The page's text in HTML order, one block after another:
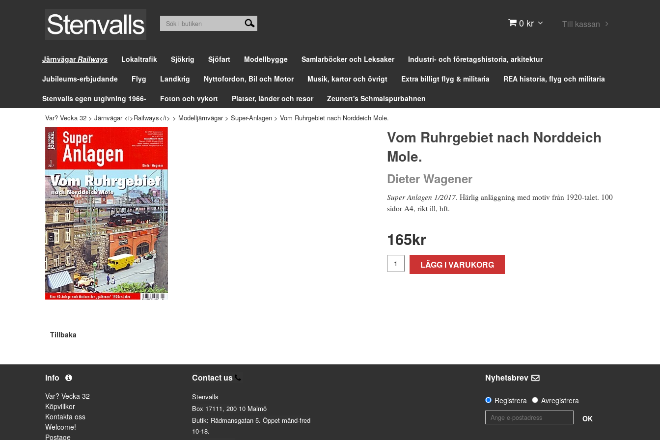
0 kr Till kassan
JärnvägarRailways Lokaltrafik Sjökrig Sjöfart Modellbygge Samlarböcker och Leksaker
Industri- och företagshistoria, arkitektur
Jubileums-erbjudande
Flyg Landkrig Nyttofordon, Bil och Motor Musik, kartor och övrigt Extra billigt flyg & militaria
REA historia, flyg och militaria
Stenvalls egen utgivning 1966-
Foton och vykort Platser, länder och resor Zeunert's Schmalspurbahnen
Var? Vecka 32 > Järnvägar <i>Railways</i> > Modelljärnvägar> Super-Anlagen > Vom Ruhrgebiet nach Norddeich Mole.
Vom Ruhrgebiet nach Norddeich
Mole.
Dieter Wagener
Super Anlagen 1/2017. Härlig anläggning med motiv från 1920-talet. 100
sidor A4, rikt ill, hft.
165kr
LÄGG I VARUKORG
Tillbaka
Info
Var? Vecka 32
Köpvillkor
Kontakta oss
Welcome!
Postage
Contact us
Stenvalls
Box 17111, 200 10 Malmö
Butik: Rådmansgatan 5. Öppet månd-fred
10-18.
Nyhetsbrev
Registrera
Avregistrera
OK